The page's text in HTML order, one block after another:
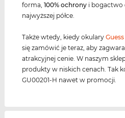
forma,100% ochrony i bogactwo
najwyższej półce.
Także wtedy, kiedy okularyGuess
się zamówić je teraz, aby
atrakcyjnej cenie. W naszym
produkty w niskich cenach. Tak
GU00201-H nawet w promocji.